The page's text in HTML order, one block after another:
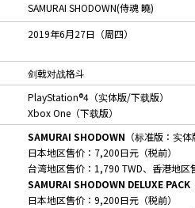
SAMURAI SHODOWN(侍魂 曉)
2019年6月27日（周四）
剑戟对战格斗
PlayStation®4（实体版/下载版）
Xbox One（下载版）
SAMURAI SHODOWN （标准版：实
日本地区售价：7,200日元（税前）
台湾地区售价：1,790 TWD、香港地区
SAMURAI SHODOWN DELUXE PACK
日本地区售价：9,200日元（税前）